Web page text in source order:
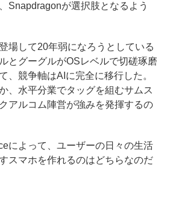
Snapdragonが選択肢となるよう
場して20年弱になろうとしている
とグーグルがOSレベルで切磋琢磨
、競争軸はAIに完全に移行した。
、水平分業でタッグを組むサムス
アルコム陣営が強みを発揮するの
によって、ユーザーの日々の生活
スマホを作れるのはどちらなのだ